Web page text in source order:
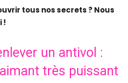
tous nos secrets ? Nous
!
un antivol :
très puissant